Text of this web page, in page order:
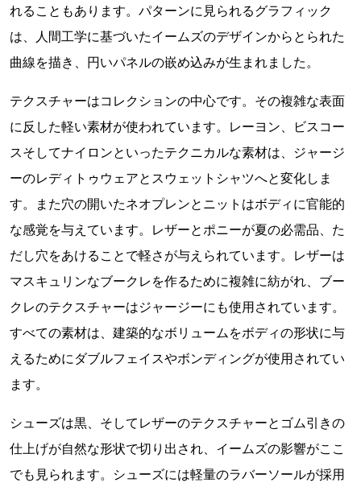
れることもあります。パターンに見られるグラフィック
は、人間工学に基づいたイームズのデザインからとられた
曲線を描き、円いパネルの嵌め込みが生まれました。
テクスチャーはコレクションの中心です。その複雑な表面
に反した軽い素材が使われています。レーヨン、ビスコー
スそしてナイロンといったテクニカルな素材は、ジャージ
ーのレディトゥウェアとスウェットシャツへと変化しま
す。また穴の開いたネオプレンとニットはボディに官能的
な感覚を与えています。レザーとポニーが夏の必需品、た
だし穴をあけることで軽さが与えられています。レザーは
マスキュリンなブークレを作るために複雑に紡がれ、ブー
クレのテクスチャーはジャージーにも使用されています。
すべての素材は、建築的なボリュームをボディの形状に与
えるためにダブルフェイスやボンディングが使用されてい
ます。
シューズは黒、そしてレザーのテクスチャーとゴム引きの
仕上げが自然な形状で切り出され、イームズの影響がここ
でも見られます。シューズには軽量のラバーソールが採用